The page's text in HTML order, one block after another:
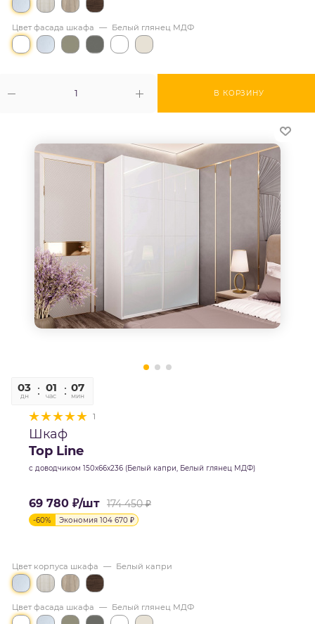
В КОРЗИНУ
Цвет фасада шкафа — Белый глянец МДФ
03
дн
01
час
07
мин
1
Шкаф
Top Line
с доводчиком 150х66х236 (Белый капри, Белый глянец МДФ)
69 780 ₽/шт 174 450₽
-60% Экономия 104 670 ₽
Цвет корпуса шкафа — Белый капри
Цвет фасада шкафа — Белый глянец МДФ